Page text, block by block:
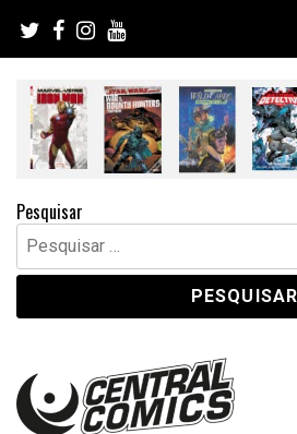
content
Pesquisar
Pesquisar
por: